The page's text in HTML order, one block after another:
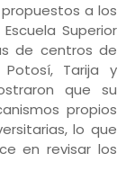
a los
Superior
de centros de
Tarija y
que su
propios
lo que
en revisar los